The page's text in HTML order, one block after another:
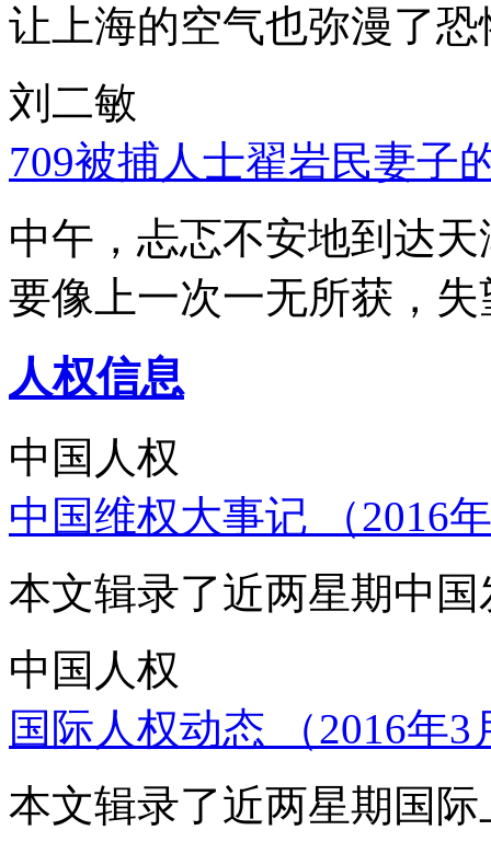
让上海的空气也弥漫了
刘二敏
709被捕人士翟岩民妻子
中午，忐忑不安地到达
要像上一次一无所获，
人权信息
中国人权
中国维权大事记 （2016
本文辑录了近两星期中
中国人权
国际人权动态 （2016年
本文辑录了近两星期国